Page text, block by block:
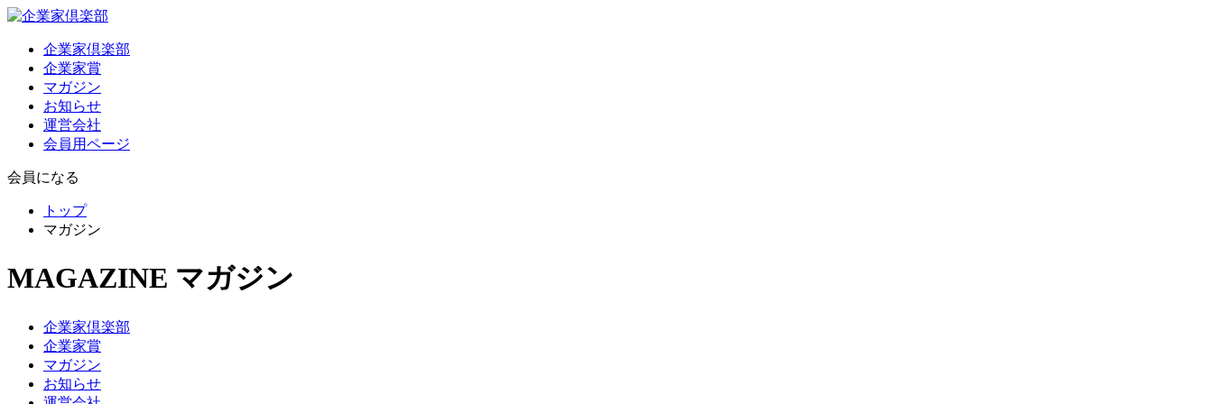
企業家倶楽部
企業家賞
マガジン
お知らせ
運営会社
会員用ページ
会員になる
トップ
マガジン
MAGAZINE マガジン
企業家倶楽部
企業家賞
マガジン
お知らせ